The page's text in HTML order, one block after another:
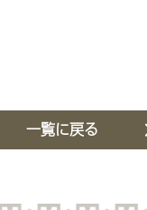
一覧に戻る